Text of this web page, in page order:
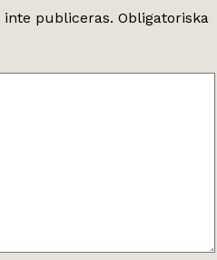
inte publiceras. Obligatoriska